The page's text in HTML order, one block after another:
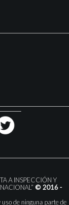
A INSPECCIÓN Y
© 2016 -
de ninguna parte de